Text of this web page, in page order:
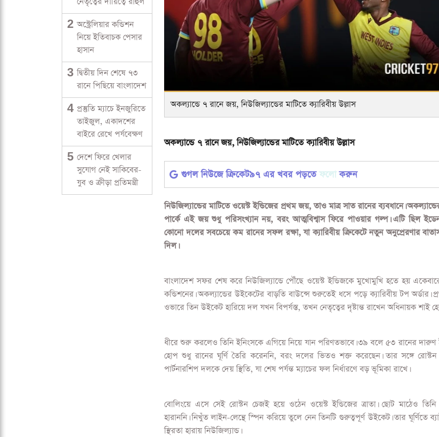
2 অস্ট্রেলিয়ার কন্ডিশন
নিয়ে ইতিবাচক পেসার
হাসান
3 দ্বিতীয় দিন শেষে ৭৩
রানে পিছিয়ে বাংলাদেশ
4 প্রস্তুতি ম্যাচে ইনজুরিতে
তাইজুল, একাদশের
বাইরে রেখে পর্যবেক্ষণ
5 দেশে ফিরে খেলার
সুযোগ নেই সাকিবের-
যুব ও ক্রীড়া প্রতিমন্ত্রী
অকল্যান্ডে ৭ রানে জয়, নিউজিল্যান্ডের মাটিতে ক্যারিবীয় উল্লাস
অকল্যান্ডে ৭ রানে জয়, নিউজিল্যান্ডের মাটিতে ক্যারিবীয় উল্লাস
গুগল নিউজে ক্রিকেট৯৭ এর খবর পড়তেফলোকরুন
নিউজিল্যান্ডের মাটিতে ওয়েস্ট ইন্ডিজের প্রথম জয়, তাও মাত্র সাত রানের ব্যবধানে।
পার্কে এই জয় শুধু পরিসংখ্যান নয়, বরং আত্মবিশ্বাস ফিরে পাওয়ার গল্প। এটি ছিল
কোনো দলের সবচেয়ে কম রানের সফল রক্ষা, যা ক্যারিবীয় ক্রিকেটে নতুন অনুপ্রেরণার
দিল।
বাংলাদেশ সফর শেষ করে নিউজিল্যান্ডে পৌঁছে ওয়েস্ট ইন্ডিজকে মুখোমুখি হতে হয়
কন্ডিশনের। অকল্যান্ডের উইকেটের বাড়তি বাউন্সে শুরুতেই ধসে পড়ে ক্যারিবীয় টপ অর্ডার।
ওভারে তিন উইকেট হারিয়ে দল যখন বিপর্যস্ত, তখন নেতৃত্বের দৃষ্টান্ত রাখেন অধিনায়ক শাই
ধীরে শুরু করলেও তিনি ইনিংসকে এগিয়ে নিয়ে যান পরিণতভাবে। ৩৯ বলে ৫৩ রানের দারুণ
হোপ শুধু রানের ঘূর্ণি তৈরি করেননি, বরং দলের ভিতও শক্ত করেছেন। তার সঙ্গে
পার্টনারশিপ দলকে দেয় স্থিতি, যা শেষ পর্যন্ত ম্যাচের ফল নির্ধারণে বড় ভূমিকা রাখে।
বোলিংয়ে এসে সেই রোস্টন চেজই হয়ে ওঠেন ওয়েস্ট ইন্ডিজের ত্রাতা। ছোট মাঠেও তিনি
হারাননি। নিখুঁত লাইন-লেন্থে স্পিন করিয়ে তুলে নেন তিনটি গুরুত্বপূর্ণ উইকেট। তার ঘূর্ণিতে
স্থিরতা হারায় নিউজিল্যান্ড।